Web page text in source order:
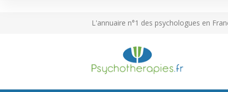
L'annuaire n°1 des psychologues en